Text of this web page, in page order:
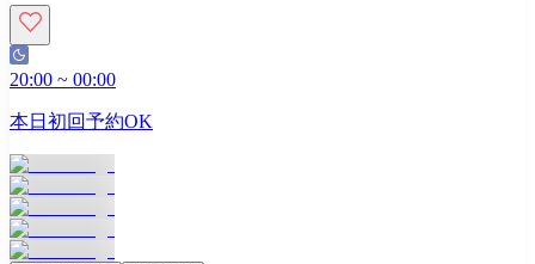
20:00 ~ 00:00
本日初回予約OK